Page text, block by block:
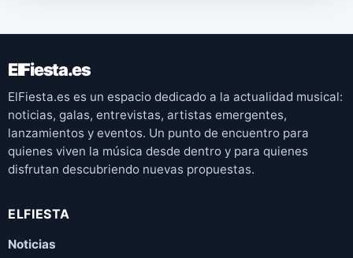
ElFiesta.es
ElFiesta.es es un espacio dedicado a la actualidad musical:
noticias, galas, entrevistas, artistas emergentes,
lanzamientos y eventos. Un punto de encuentro para
quienes viven la música desde dentro y para quienes
disfrutan descubriendo nuevas propuestas.
ELFIESTA
Noticias